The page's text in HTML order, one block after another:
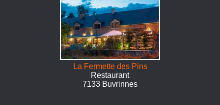
La Fermette des Pins
Restaurant
7133 Buvrinnes